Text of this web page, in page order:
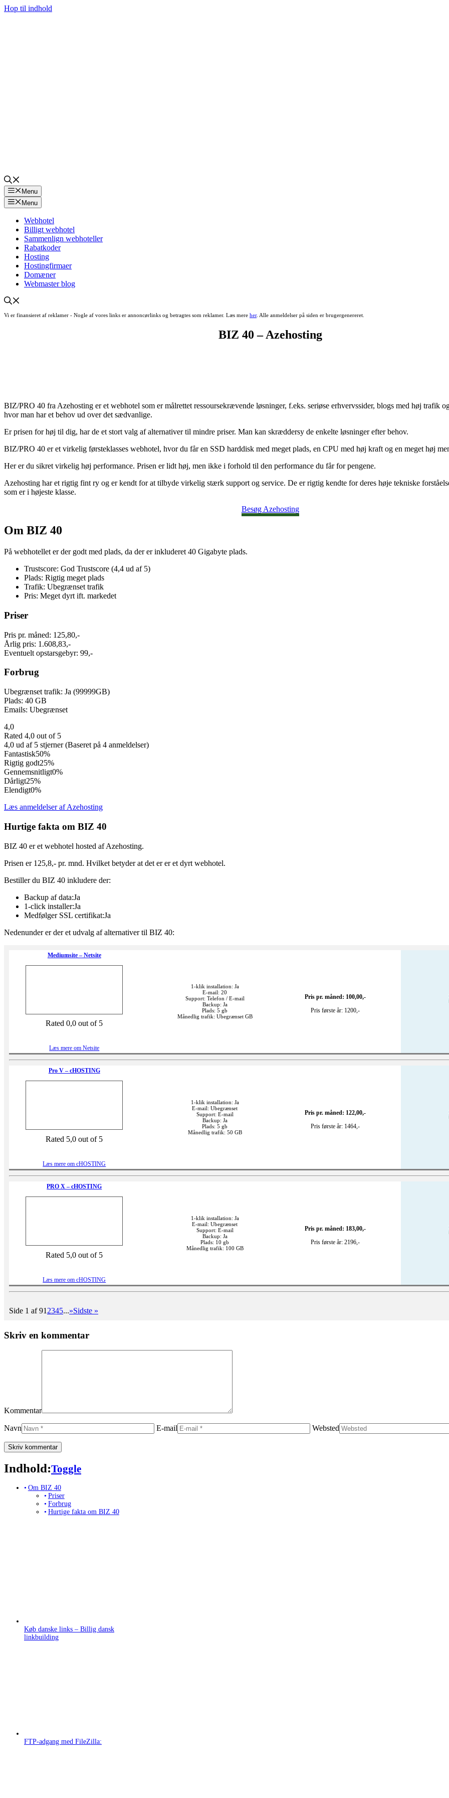
Hop til indhold
Menu
Menu
Webhotel
Billigt webhotel
Sammenlign webhoteller
Rabatkoder
Hosting
Hostingfirmaer
Domæner
Webmaster blog
Vi er finansieret af reklamer - Nogle af vores links er annoncørlinks og betragtes som reklamer. Læs mere her. Alle anmeldelser på siden er brugergenereret.
BIZ 40 – Azehosting
BIZ/PRO 40 fra Azehosting er et webhotel som er målrettet ressoursekrævende løsninger, f.eks. seriøse erhvervssider, blogs med høj trafik
hvor man har et behov ud over det sædvanlige.
Er prisen for høj til dig, har de et stort valg af alternativer til mindre priser. Man kan skræddersy de enkelte løsninger efter behov.
BIZ/PRO 40 er et virkelig førsteklasses webhotel, hvor du får en SSD harddisk med meget plads, en CPU med høj kraft og en meget høj
Her er du sikret virkelig høj performance. Prisen er lidt høj, men ikke i forhold til den performance du får for pengene.
Azehosting har et rigtig fint ry og er kendt for at tilbyde virkelig stærk support og service. De er rigtig kendte for deres høje tekniske
som er i højeste klasse.
Besøg Azehosting
Om BIZ 40
På webhotellet er der godt med plads, da der er inkluderet 40 Gigabyte plads.
Trustscore: God Trustscore (4,4 ud af 5)
Plads: Rigtig meget plads
Trafik: Ubegrænset trafik
Pris: Meget dyrt ift. markedet
Priser
Pris pr. måned: 125,80,-
Årlig pris: 1.608,83,-
Eventuelt opstarsgebyr: 99,-
Forbrug
Ubegrænset trafik: Ja (99999GB)
Plads: 40 GB
Emails: Ubegrænset
4,0
Rated 4,0 out of 5
4,0 ud af 5 stjerner (Baseret på 4 anmeldelser)
Fantastisk50%
Rigtig godt25%
Gennemsnitligt0%
Dårligt25%
Elendigt0%
Læs anmeldelser af Azehosting
Hurtige fakta om BIZ 40
BIZ 40 er et webhotel hosted af Azehosting.
Prisen er 125,8,- pr. mnd. Hvilket betyder at det er er et dyrt webhotel.
Bestiller du BIZ 40 inkludere der:
Backup af data:Ja
1-click installer:Ja
Medfølger SSL certifikat:Ja
Nedenunder er der et udvalg af alternativer til BIZ 40:
Mediumsite – Netsite
Rated 0,0 out of 5
Læs mere om Netsite
1-klik installation: Ja
E-mail: 20
Support: Telefon / E-mail
Backup: Ja
Plads: 5 gb
Månedlig trafik: Ubegrænset GB
Pris pr. måned: 100,00,-
Pris første år: 1200,-
Pro V – cHOSTING
Rated 5,0 out of 5
Læs mere om cHOSTING
1-klik installation: Ja
E-mail: Ubegrænset
Support: E-mail
Backup: Ja
Plads: 5 gb
Månedlig trafik: 50 GB
Pris pr. måned: 122,00,-
Pris første år: 1464,-
PRO X – cHOSTING
Rated 5,0 out of 5
Læs mere om cHOSTING
1-klik installation: Ja
E-mail: Ubegrænset
Support: E-mail
Backup: Ja
Plads: 10 gb
Månedlig trafik: 100 GB
Pris pr. måned: 183,00,-
Pris første år: 2196,-
Side 1 af 91 2345...»Sidste »
Skriv en kommentar
Kommentar
Navn E-mail Websted
Indhold:Toggle Table of Content
Toggle
Om BIZ 40
Priser
Forbrug
Hurtige fakta om BIZ 40
Køb danske links – Billig dansk
linkbuilding
FTP-adgang med FileZilla: